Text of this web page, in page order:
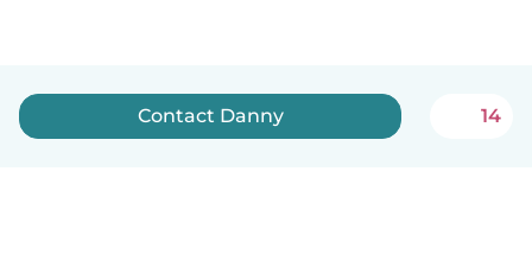
Contact Danny 14